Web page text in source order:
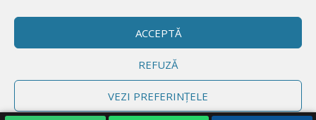
ACCEPTĂ
REFUZĂ
VEZI PREFERINȚELE
Proiectat deElegant Themes| Realizat deWordPress